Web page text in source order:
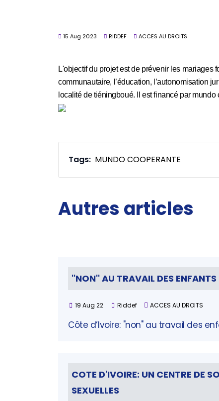
15 Aug 2023 RIDDEF ACCES AU DROITS
L'objectif du projet est de prévenir les mariages
communautaire, l’éducation, l’autonomisation
localité de tiéningboué. Il
est financé par mundo
Tags: MUNDO COOPERANTE
Autres articles
''NON'' AU TRAVAIL DES ENFANTS
19 Aug 22 Riddef ACCES AU DROITS
Côte d’Ivoire: "non" au travail des
COTE D'IVOIRE: UN CENTRE DE
SEXUELLES